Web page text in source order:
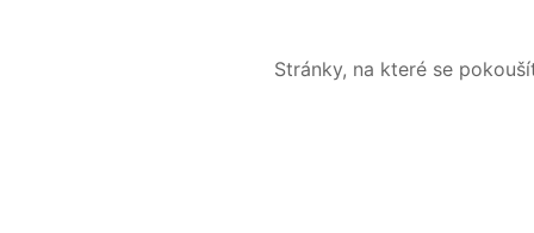
Stránky, na které se